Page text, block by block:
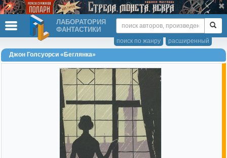
ЛАБОРАТОРИЯ
ФАНТАСТИКИ
расширенный
поиск по жанру
Джон Голсуорси «Беглянка»